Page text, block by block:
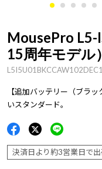
MousePro
15周年モデル）
【追加バッテリー（ブラ
いスタンダード。
決済日より約3営業日で